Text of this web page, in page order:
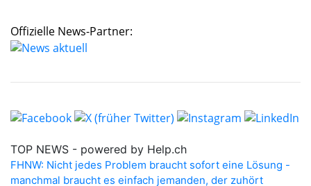
Offizielle News-Partner: